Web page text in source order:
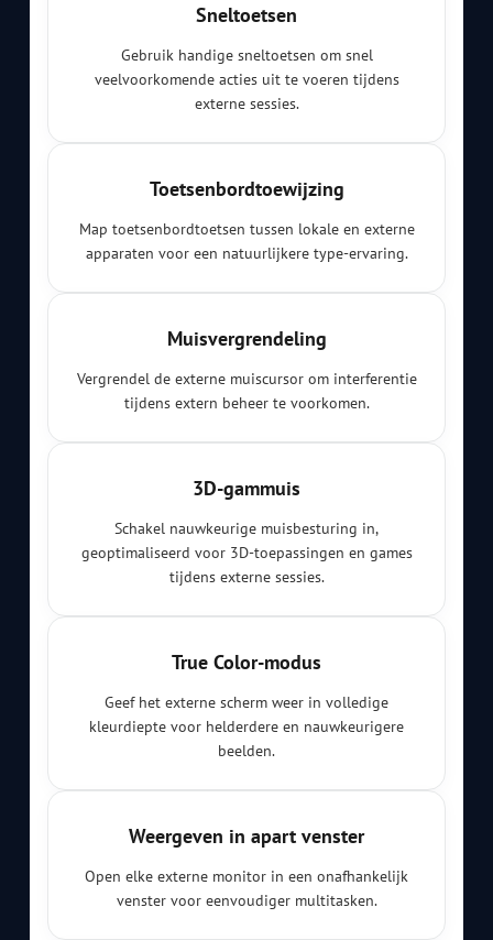
Sneltoetsen
Gebruik handige sneltoetsen om snel
veelvoorkomende acties uit te voeren tijdens
externe sessies.
Toetsenbordtoewijzing
Map toetsenbordtoetsen tussen lokale en externe
apparaten voor een natuurlijkere type-ervaring.
Muisvergrendeling
Vergrendel de externe muiscursor om interferentie
tijdens extern beheer te voorkomen.
3D-gammuis
Schakel nauwkeurige muisbesturing in,
geoptimaliseerd voor 3D-toepassingen en games
tijdens externe sessies.
True Color-modus
Geef het externe scherm weer in volledige
kleurdiepte voor helderdere en nauwkeurigere
beelden.
Weergeven in apart venster
Open elke externe monitor in een onafhankelijk
venster voor eenvoudiger multitasken.